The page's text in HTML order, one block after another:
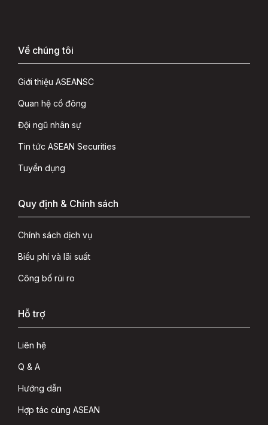
Về chúng tôi
Giới thiệu ASEANSC
Quan hệ cổ đông
Đội ngũ nhân sự
Tin tức ASEAN Securities
Tuyển dụng
Quy định & Chính sách
Chính sách dịch vụ
Biểu phí và lãi suất
Công bố rủi ro
Hỗ trợ
Liên hệ
Q & A
Hướng dẫn
Hợp tác cùng ASEAN